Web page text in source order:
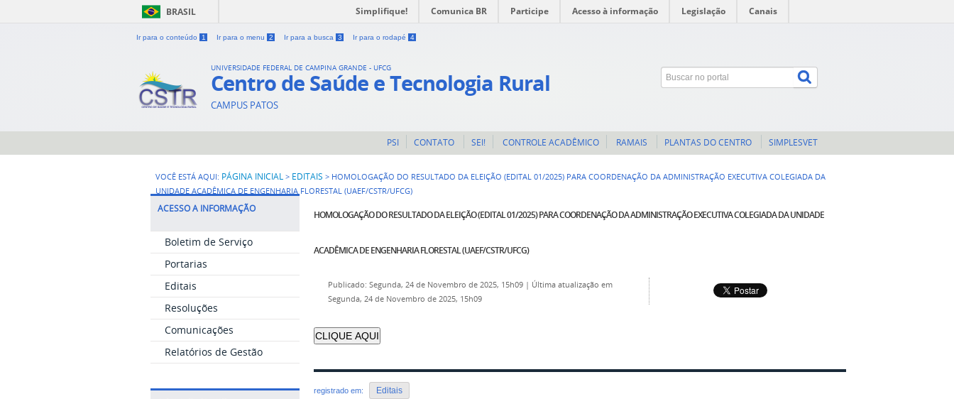
BRASIL Simplifique! Comunica BR Participe Acesso à informação Legislação Canais
Ir para o conteúdo 1 Ir para o menu 2 Ir para a busca 3 Ir para o rodapé 4
UNIVERSIDADE FEDERAL DE CAMPINA GRANDE - UFCG
Centro de Saúde e Tecnologia Rural
CAMPUS PATOS
PSI CONTATO SEI! CONTROLE ACADÊMICO RAMAIS PLANTAS DO CENTRO SIMPLESVET
VOCÊ ESTÁ AQUI: PÁGINA INICIAL > EDITAIS > HOMOLOGAÇÃO DO RESULTADO DA ELEIÇÃO (EDITAL 01/2025) PARA COORDENAÇÃO DA ADMINISTRAÇÃO EXECUTIVA COLEGIADA DA
UNIDADE ACADÊMICA DE ENGENHARIA FLORESTAL (UAEF/CSTR/UFCG)
ACESSO A INFORMAÇÃO
Boletim de Serviço
Portarias
Editais
Resoluções
Comunicações
Relatórios de Gestão
HOMOLOGAÇÃO DO RESULTADO DA ELEIÇÃO (EDITAL 01/2025) PARA COORDENAÇÃO DA ADMINISTRAÇÃO EXECUTIVA COLEGIADA DA UNIDADE
ACADÊMICA DE ENGENHARIA FLORESTAL (UAEF/CSTR/UFCG)
Publicado: Segunda, 24 de Novembro de 2025, 15h09 | Última atualização em
Segunda, 24 de Novembro de 2025, 15h09
CLIQUE AQUI
registrado em: Editais